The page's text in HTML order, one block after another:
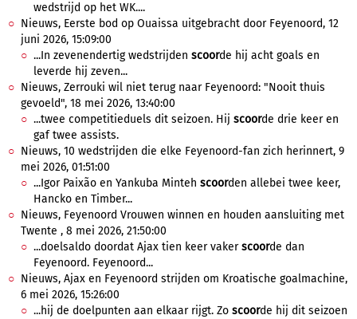
wedstrijd op het WK....
Nieuws, Eerste bod op Ouaissa uitgebracht door Feyenoord, 12
juni 2026, 15:09:00
...In zevenendertig wedstrijden scoorde hij acht goals en
leverde hij zeven...
Nieuws, Zerrouki wil niet terug naar Feyenoord: "Nooit thuis
gevoeld", 18 mei 2026, 13:40:00
...twee competitieduels dit seizoen. Hij scoorde drie keer en
gaf twee assists.
Nieuws, 10 wedstrijden die elke Feyenoord-fan zich herinnert, 9
mei 2026, 01:51:00
...Igor Paixão en Yankuba Minteh scoorden allebei twee keer,
Hancko en Timber...
Nieuws, Feyenoord Vrouwen winnen en houden aansluiting met
Twente , 8 mei 2026, 21:50:00
...doelsaldo doordat Ajax tien keer vakerscoorde dan
Feyenoord. Feyenoord...
Nieuws, Ajax en Feyenoord strijden om Kroatische goalmachine,
6 mei 2026, 15:26:00
...hij de doelpunten aan elkaar rijgt. Zo scoorde hij dit seizoen